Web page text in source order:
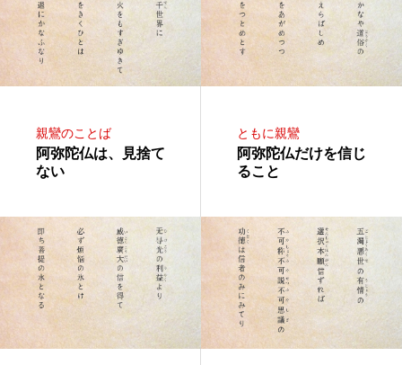
親鸞のことば
阿弥陀仏は、見捨て
ない
ともに親鸞
阿弥陀仏だけを信じ
ること